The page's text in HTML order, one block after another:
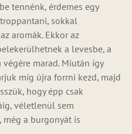
tennénk, érdemes egy
sokkal
aromák. Ekkor az
a levesbe, a
marad. Miután így
míg újra forrni kezd, majd
hogy épp csak
véletlenül sem
a burgonyát is